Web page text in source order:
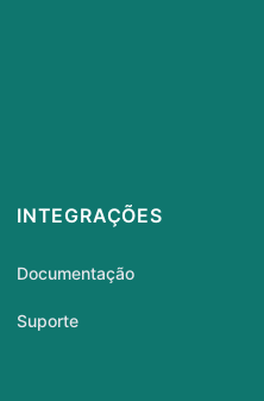
INTEGRAÇÕES
Documentação
Suporte